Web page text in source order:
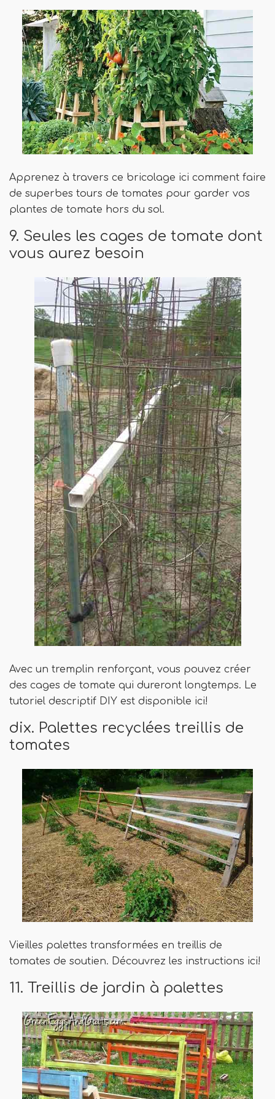
Apprenez à travers ce bricolage ici comment faire
de superbes tours de tomates pour garder vos
plantes de tomate hors du sol.
9. Seules les cages de tomate dont
vous aurez besoin
Avec un tremplin renforçant, vous pouvez créer
des cages de tomate qui dureront longtemps. Le
tutoriel descriptif DIY est disponible ici!
dix. Palettes recyclées treillis de
tomates
Vieilles palettes transformées en treillis de
tomates de soutien. Découvrez les instructions ici!
11. Treillis de jardin à palettes